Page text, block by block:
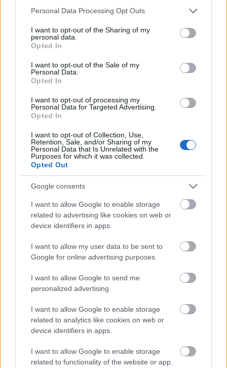
Please note that this website/app uses one or more Google
not limited to your visit or usage behaviour. You may click to
grant or deny consent to Google and its third-party tags to
use your data for below specified purposes in below Google
consent section.
Personal Data Processing Opt Outs
I want to opt-out of the Sharing of my
personal data.
Opted In
I want to opt-out of the Sale of my
Personal Data.
Opted In
I want to opt-out of processing my
Personal Data for Targeted Advertising.
Opted In
I want to opt-out of Collection, Use,
Retention, Sale, and/or Sharing of my
Personal Data that Is Unrelated with the
Purposes for which it was collected.
Opted Out
Google consents
I want to allow Google to enable storage
related to advertising like cookies on web or
device identifiers in apps.
I want to allow my user data to be sent to
Google for online advertising purposes.
I want to allow Google to send me
personalized advertising.
I want to allow Google to enable storage
related to analytics like cookies on web or
device identifiers in apps.
I want to allow Google to enable storage
related to functionality of the website or app.
BEST OFINTERNET
6 γραφικά χωριά των Κυκλάδων που αξίζει να